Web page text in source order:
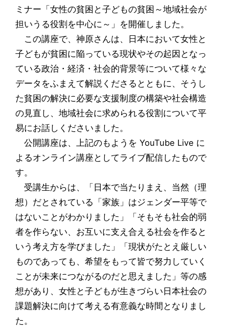
ミナー「女性の貧困と子どもの貧困～地域社会が
担いうる役割を中心に～」を開催しました。
この講座で、神原さんは、日本において女性と
子どもが貧困に陥っている現状やその起因となっ
ている政治・経済・社会的背景等について様々な
データをふまえて解説くださるとともに、そうし
た貧困の解決に必要な支援制度の構築や社会構造
の見直し、地域社会に求められる役割について平
易にお話しくださいました。
公開講座は、上記のもようを YouTube Live に
よるオンライン講座としてライブ配信したもので
す。
受講生からは、「日本で当たりまえ、当然（理
想）だとされている「家族」はジェンダー平等で
はないことがわかりました」「そもそも社会的弱
者を作らない、お互いに支え合える社会を作ると
いう考え方を学びました」「現状がたとえ厳しい
ものであっても、希望をもって皆で努力していく
ことが未来につながるのだと思えました」等の感
想があり、女性と子どもが生きづらい日本社会の
課題解決に向けて考える有意義な時間となりまし
た。